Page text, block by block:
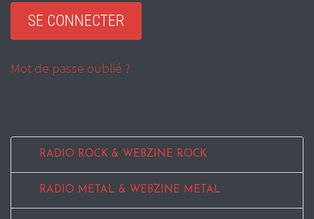
Mot de passe oublié ?
RADIO ROCK & WEBZINE ROCK
RADIO METAL & WEBZINE METAL